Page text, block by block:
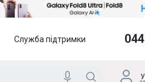
Служба підтримки